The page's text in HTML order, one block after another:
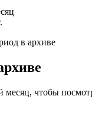
в архиве
чтобы